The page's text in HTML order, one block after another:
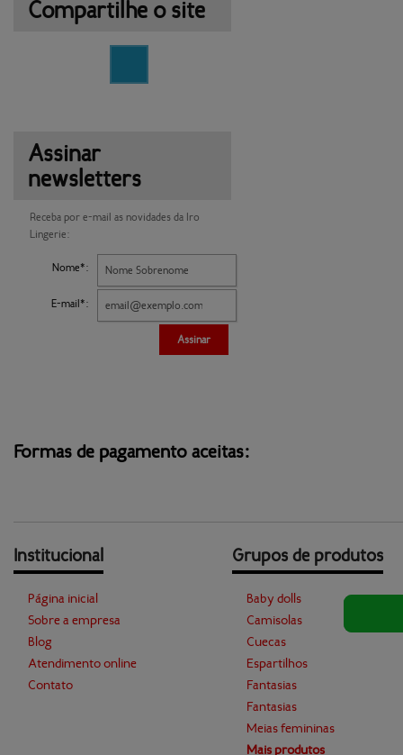
Compartilhe o site
Assinar
newsletters
Receba por e-mail as novidades da Iro
Lingerie:
Nome*:
E-mail*:
Assinar
Formas de pagamento aceitas:
Institucional
Página inicial
Sobre a empresa
Blog
Atendimento online
Contato
Grupos de produtos
Baby dolls
Camisolas
Cuecas
Espartilhos
Fantasias
Fantasias
Meias femininas
Mais produtos